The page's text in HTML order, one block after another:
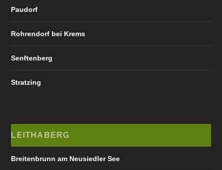
Paudorf
Rohrendorf bei Krems
Senftenberg
Stratzing
LEITHABERG
Breitenbrunn am Neusiedler See